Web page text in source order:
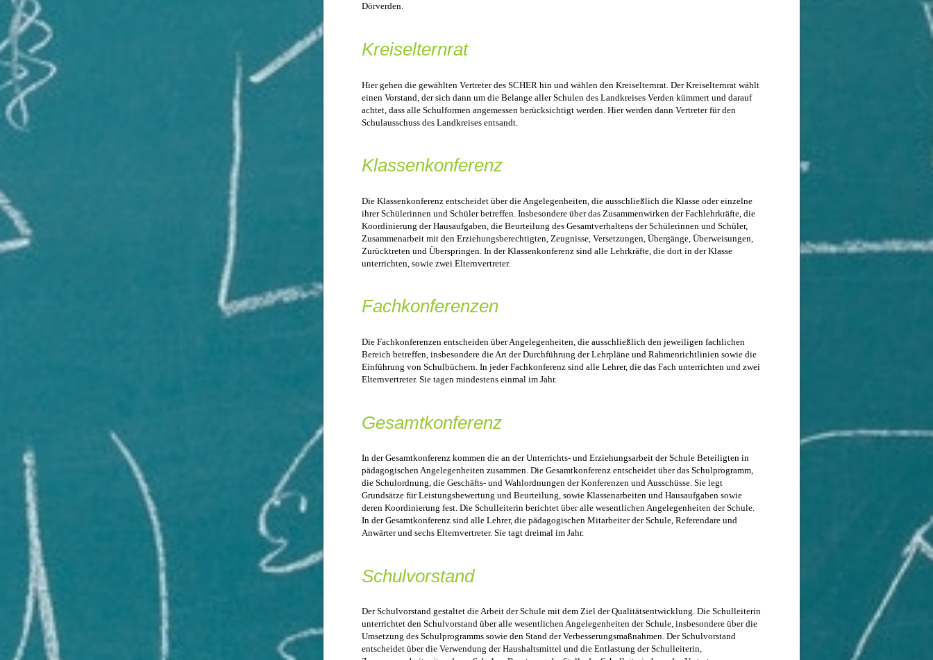
Dörverden.
Kreiselternrat
Hier gehen die gewählten Vertreter des SCHER hin und wählen den Kreiselternrat. Der Kreiselternrat wählt
einen Vorstand, der sich dann um die Belange aller Schulen des Landkreises Verden kümmert und darauf
achtet, dass alle Schulformen angemessen berücksichtigt werden. Hier werden dann Vertreter für den
Schulausschuss des Landkreises entsandt.
Klassenkonferenz
Die Klassenkonferenz entscheidet über die Angelegenheiten, die ausschließlich die Klasse oder einzelne
ihrer Schülerinnen und Schüler betreffen. Insbesondere über das Zusammenwirken der Fachlehrkräfte, die
Koordinierung der Hausaufgaben, die Beurteilung des Gesamtverhaltens der Schülerinnen und Schüler,
Zusammenarbeit mit den Erziehungsberechtigten, Zeugnisse, Versetzungen, Übergänge, Überweisungen,
Zurücktreten und Überspringen. In der Klassenkonferenz sind alle Lehrkräfte, die dort in der Klasse
unterrichten, sowie zwei Elternvertreter.
Fachkonferenzen
Die Fachkonferenzen entscheiden über Angelegenheiten, die ausschließlich den jeweiligen fachlichen
Bereich betreffen, insbesondere die Art der Durchführung der Lehrpläne und Rahmenrichtlinien sowie die
Einführung von Schulbüchern. In jeder Fachkonferenz sind alle Lehrer, die das Fach unterrichten und zwei
Elternvertreter. Sie tagen mindestens einmal im Jahr.
Gesamtkonferenz
In der Gesamtkonferenz kommen die an der Unterrichts- und Erziehungsarbeit der Schule Beteiligten in
pädagogischen Angelegenheiten zusammen. Die Gesamtkonferenz entscheidet über das Schulprogramm,
die Schulordnung, die Geschäfts- und Wahlordnungen der Konferenzen und Ausschüsse. Sie legt
Grundsätze für Leistungsbewertung und Beurteilung, sowie Klassenarbeiten und Hausaufgaben sowie
deren Koordinierung fest. Die Schulleiterin berichtet über alle wesentlichen Angelegenheiten der Schule.
In der Gesamtkonferenz sind alle Lehrer, die pädagogischen Mitarbeiter der Schule, Referendare und
Anwärter und sechs Elternvertreter. Sie tagt dreimal im Jahr.
Schulvorstand
Der Schulvorstand gestaltet die Arbeit der Schule mit dem Ziel der Qualitätsentwicklung. Die Schulleiterin
unterrichtet den Schulvorstand über alle wesentlichen Angelegenheiten der Schule, insbesondere über die
Umsetzung des Schulprogramms sowie den Stand der Verbesserungsmaßnahmen. Der Schulvorstand
entscheidet über die Verwendung der Haushaltsmittel und die Entlastung der Schulleiterin,